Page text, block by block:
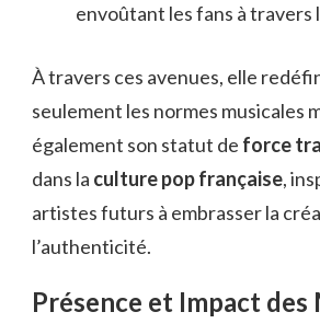
envoûtant les fans à travers
À travers ces avenues, elle
seulement les normes musicales
également son statut de force
dans la culture pop française,
artistes futurs à embrasser la
l’authenticité.
Présence et Impact des